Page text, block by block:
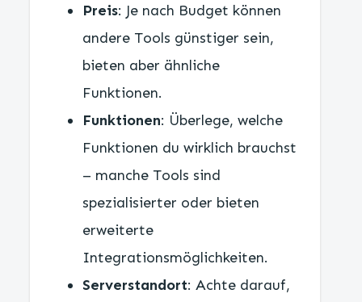
Preis: Je nach Budget können
andere Tools günstiger sein,
bieten aber ähnliche
Funktionen.
Funktionen: Überlege, welche
Funktionen du wirklich brauchst
– manche Tools sind
spezialisierter oder bieten
erweiterte
Integrationsmöglichkeiten.
Serverstandort: Achte darauf,